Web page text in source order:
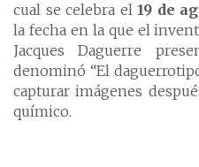
cual se celebra el19 de
la fecha en la que el
Jacques Daguerre
denominó “El
capturar imágenes
químico.